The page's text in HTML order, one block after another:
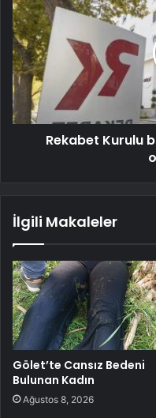
Rekabet Kurulu
İlgili Makaleler
Gölet’te Cansız Bedeni
Bulunan Kadın
Ağustos 8, 2026